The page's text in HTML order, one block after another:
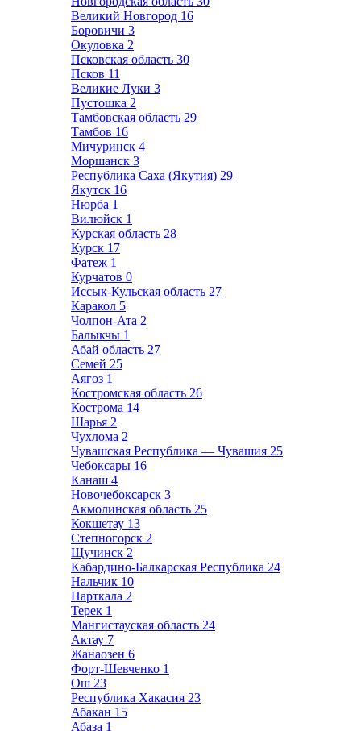
Великий Новгород 16
Боровичи 3
Окуловка 2
Псковская область 30
Псков 11
Великие Луки 3
Пустошка 2
Тамбовская область 29
Тамбов 16
Мичуринск 4
Моршанск 3
Республика Саха (Якутия) 29
Якутск 16
Нюрба 1
Вилюйск 1
Курская область 28
Курск 17
Фатеж 1
Курчатов 0
Иссык-Кульская область 27
Каракол 5
Чолпон-Ата 2
Балыкчы 1
Абай область 27
Семей 25
Аягоз 1
Костромская область 26
Кострома 14
Шарья 2
Чухлома 2
Чувашская Республика — Чувашия 25
Чебоксары 16
Канаш 4
Новочебоксарск 3
Акмолинская область 25
Кокшетау 13
Степногорск 2
Щучинск 2
Кабардино-Балкарская Республика 24
Нальчик 10
Нарткала 2
Терек 1
Мангистауская область 24
Актау 7
Жанаозен 6
Форт-Шевченко 1
Ош 23
Республика Хакасия 23
Абакан 15
Абаза 1